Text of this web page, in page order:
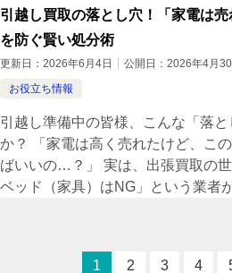
引越し買取の落とし穴！「家電は売
を防ぐ賢い処分術
更新日： 2026年6月4日 公開日： 2026年4月30
お役立ち情報
引越し準備中の皆様、こんな「落
か？ 「家電は高く売れたけど、こ
ばいいの…？」 実は、出張買取の
ベッド（家具）はNG」という業者
1 2 3 4